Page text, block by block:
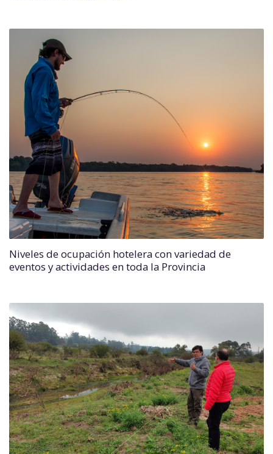
Niveles de ocupación hotelera con variedad de
eventos y actividades en toda la Provincia